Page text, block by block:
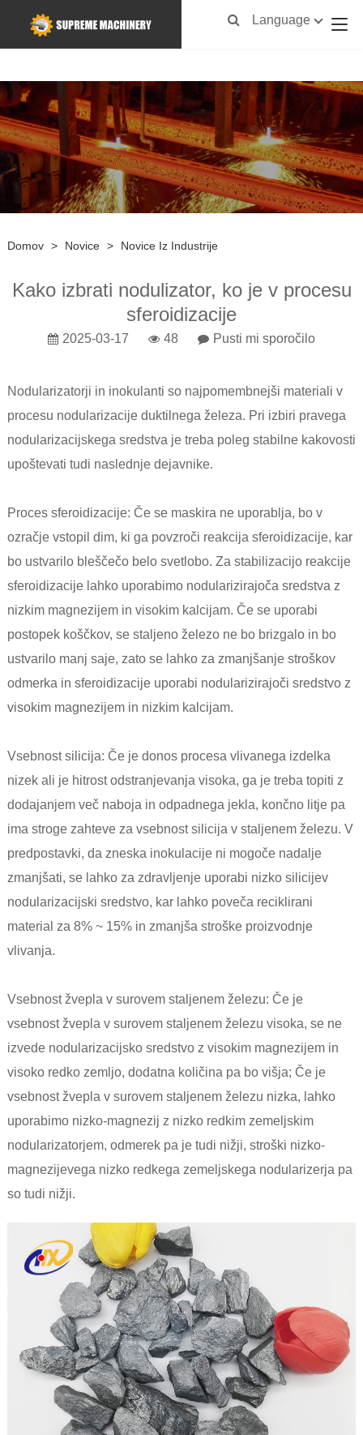
Language
Domov > Novice > Novice Iz Industrije
Kako izbrati nodulizator, ko je v procesu
sferoidizacije
2025-03-17 48 Pusti mi sporočilo
Nodularizatorji in inokulanti so najpomembnejši materiali v
procesu nodularizacije duktilnega železa. Pri izbiri pravega
nodularizacijskega sredstva je treba poleg stabilne kakovosti
upoštevati tudi naslednje dejavnike.
Proces sferoidizacije: Če se maskira ne uporablja, bo v
ozračje vstopil dim, ki ga povzroči reakcija sferoidizacije, kar
bo ustvarilo bleščečo belo svetlobo. Za stabilizacijo reakcije
sferoidizacije lahko uporabimo nodularizirajoča sredstva z
nizkim magnezijem in visokim kalcijam. Če se uporabi
postopek koščkov, se staljeno železo ne bo brizgalo in bo
ustvarilo manj saje, zato se lahko za zmanjšanje stroškov
odmerka in sferoidizacije uporabi nodularizirajoči sredstvo z
visokim magnezijem in nizkim kalcijam.
Vsebnost silicija: Če je donos procesa vlivanega izdelka
nizek ali je hitrost odstranjevanja visoka, ga je treba topiti z
dodajanjem več naboja in odpadnega jekla, končno litje pa
ima stroge zahteve za vsebnost silicija v staljenem železu. V
predpostavki, da zneska inokulacije ni mogoče nadalje
zmanjšati, se lahko za zdravljenje uporabi nizko silicijev
nodularizacijski sredstvo, kar lahko poveča reciklirani
material za 8% ~ 15% in zmanjša stroške proizvodnje
vlivanja.
Vsebnost žvepla v surovem staljenem železu: Če je
vsebnost žvepla v surovem staljenem železu visoka, se ne
izvede nodularizacijsko sredstvo z visokim magnezijem in
visoko redko zemljo, dodatna količina pa bo višja; Če je
vsebnost žvepla v surovem staljenem železu nizka, lahko
uporabimo nizko-magnezij z nizko redkim zemeljskim
nodularizatorjem, odmerek pa je tudi nižji, stroški nizko-
magnezijevega nizko redkega zemeljskega nodularizerja pa
so tudi nižji.